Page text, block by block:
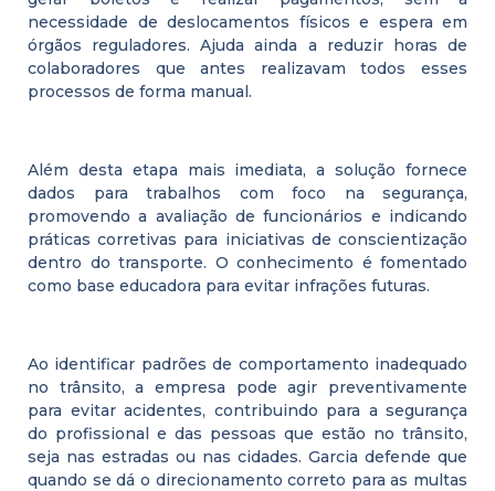
necessidade de deslocamentos físicos e espera em
órgãos reguladores. Ajuda ainda a reduzir horas de
colaboradores que antes realizavam todos esses
processos de forma manual.
Além desta etapa mais imediata, a solução fornece
dados para trabalhos com foco na segurança,
promovendo a avaliação de funcionários e indicando
práticas corretivas para iniciativas de conscientização
dentro do transporte. O conhecimento é fomentado
como base educadora para evitar infrações futuras.
Ao identificar padrões de comportamento inadequado
no trânsito, a empresa pode agir preventivamente
para evitar acidentes, contribuindo para a segurança
do profissional e das pessoas que estão no trânsito,
seja nas estradas ou nas cidades. Garcia defende que
quando se dá o direcionamento correto para as multas